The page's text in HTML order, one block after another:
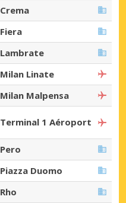
Crema
Fiera
Lambrate
Milan Linate
Milan Malpensa
Terminal 1 Aéroport
Pero
Piazza Duomo
Rho